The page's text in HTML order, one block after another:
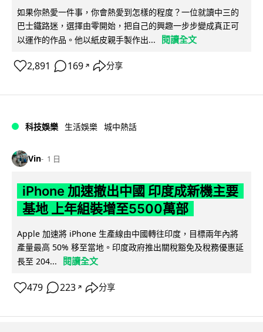
如果你熱愛一件事，你會熱愛到怎樣的程度？一位就讀中三的
巴士鐵路迷，選擇由零開始，把自己的興趣一步步變成真正可
以運作的作品。他以紙皮親手製作出...
閱讀全文
2,891 169 ↗ 分享
科技娛樂 生活娛樂 城中熱話
Vin 1 日
iPhone 加速撤出中國 印度成新機主要
基地 上年組裝增至5500萬部
Apple 加速將 iPhone 生產線由中國轉往印度，目標兩年內將
產量最高 50% 移至當地。印度政府推出關稅豁免及稅務優惠延
長至 204...
閱讀全文
479 223 ↗ 分享